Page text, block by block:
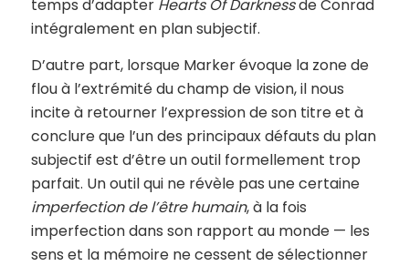
temps d’adapter Hearts Of Darknessde Conrad
intégralement en plan subjectif.
D’autre part, lorsque Marker évoque la zone de
flou à l’extrémité du champ de vision, il nous
incite à retourner l’expression de son titre et à
conclure que l’un des principaux défauts du plan
subjectif est d’être un outil formellement trop
parfait. Un outil qui ne révèle pas une certaine
imperfection de l’être humain, à la fois
imperfection dans son rapport au monde — les
sens et la mémoire ne cessent de sélectionner